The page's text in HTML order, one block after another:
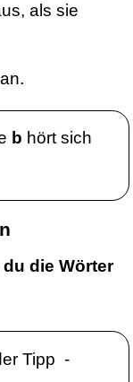
als sie
an.
b hört sich
die Wörter
Tipp -